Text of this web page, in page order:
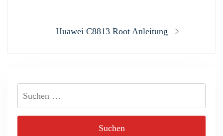
Next
Huawei C8813 Root Anleitung